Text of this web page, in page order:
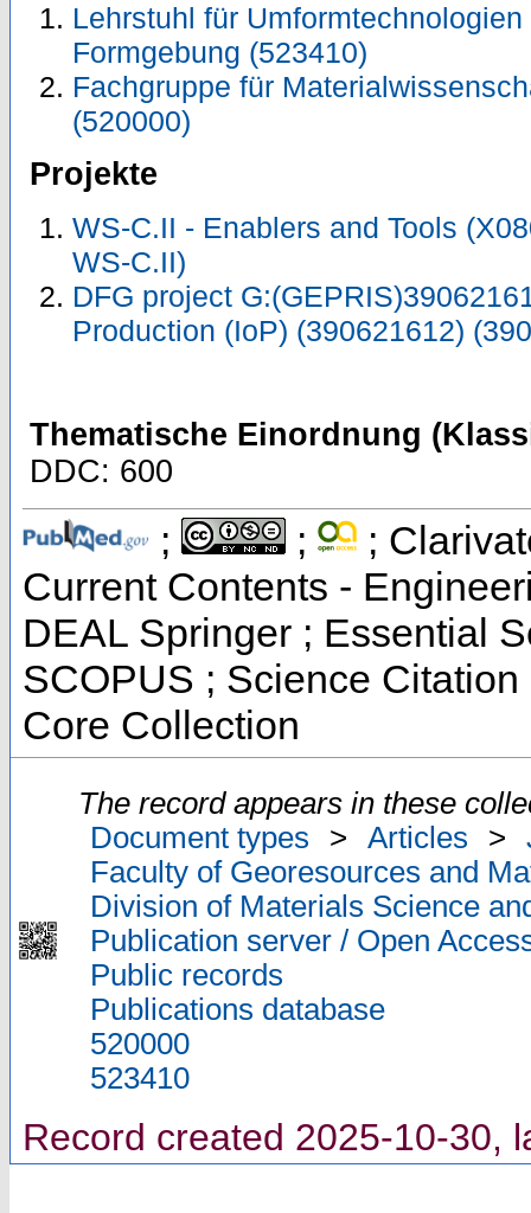
Lehrstuhl für
Formgebung (523410)
Fachgruppe für
(520000)
Projekte
WS-C.II - Enablers and Tools
WS-C.II)
DFG project
Production (IoP) (390621612)
Thematische Einordnung
DDC: 600
; ;
;
Current Contents -
DEAL Springer ; Essential
SCOPUS ; Science
Core Collection
The record appears in these
Document types
> Articles >
Faculty of Georesources and
Division of Materials Science
Publication server / Open
Public records
Publications database
520000
523410
Record created 2025-10-30,